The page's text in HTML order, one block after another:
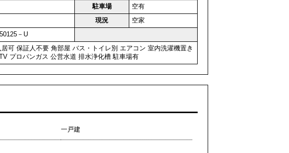
駐車場
空有
現況
空家
－U
可 保証人不要 角部屋 バス・トイレ別 エアコン 室内洗濯機置き
プロパンガス 公営水道 排水浄化槽 駐車場有
一戸建